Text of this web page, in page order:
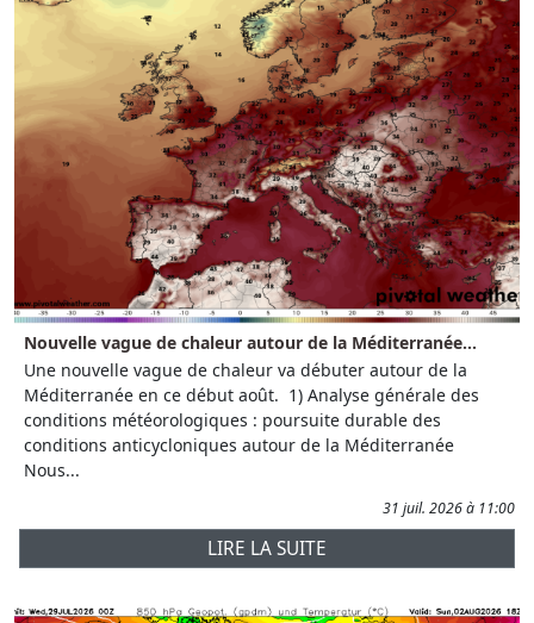
Nouvelle vague de chaleur autour de la Méditerranée...
Une nouvelle vague de chaleur va débuter autour de la
Méditerranée en ce début août. 1) Analyse générale des
conditions météorologiques : poursuite durable des
conditions anticycloniques autour de la Méditerranée
Nous...
31 juil. 2026 à 11:00
LIRE LA SUITE